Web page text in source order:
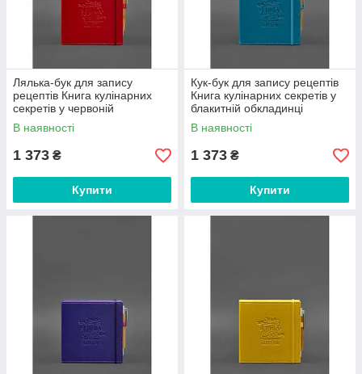
Лялька-бук для запису
рецептів Книга кулінарних
секретів у червоній
обкладинці
В наявності
1 373 ₴
Купити
Кук-бук для запису рецептів
Книга кулінарних секретів у
блакитній обкладинці
В наявності
1 373 ₴
Купити